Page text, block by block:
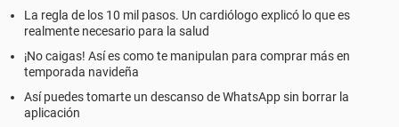
La regla de los 10 mil pasos. Un cardiólogo explicó lo que es
realmente necesario para la salud
¡No caigas! Así es como te manipulan para comprar más en
temporada navideña
Así puedes tomarte un descanso de WhatsApp sin borrar la
aplicación